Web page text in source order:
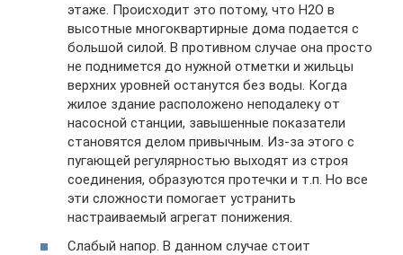
этаже. Происходит это потому, что H2O в
высотные многоквартирные дома подается с
большой силой. В противном случае она просто
не поднимется до нужной отметки и жильцы
верхних уровней останутся без воды. Когда
жилое здание расположено неподалеку от
насосной станции, завышенные показатели
становятся делом привычным. Из-за этого с
пугающей регулярностью выходят из строя
соединения, образуются протечки и т.п. Но все
эти сложности помогает устранить
настраиваемый агрегат понижения.
Слабый напор. В данном случае стоит